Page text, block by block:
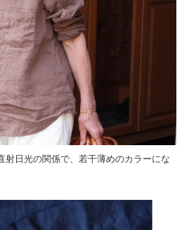
日光の関係で、若干薄めのカラーにな